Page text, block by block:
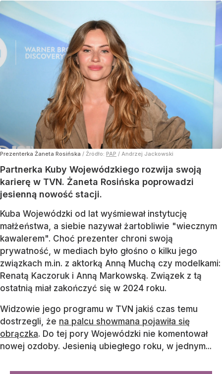
Prezenterka Żaneta Rosińska / Źródło: PAP / Andrzej Jackowski
Partnerka Kuby Wojewódzkiego rozwija swoją
karierę w TVN. Żaneta Rosińska poprowadzi
jesienną nowość stacji.
Kuba Wojewódzki od lat wyśmiewał instytucję
małżeństwa, a siebie nazywał żartobliwie "wiecznym
kawalerem". Choć prezenter chroni swoją
prywatność, w mediach było głośno o kilku jego
związkach m.in. z aktorką Anną Muchą czy modelkami:
Renatą Kaczoruk i Anną Markowską. Związek z tą
ostatnią miał zakończyć się w 2024 roku.
Widzowie jego programu w TVN jakiś czas temu
dostrzegli, że na palcu showmana pojawiła się
obrączka. Do tej pory Wojewódzki nie komentował
nowej ozdoby. Jesienią ubiegłego roku, w jednym...